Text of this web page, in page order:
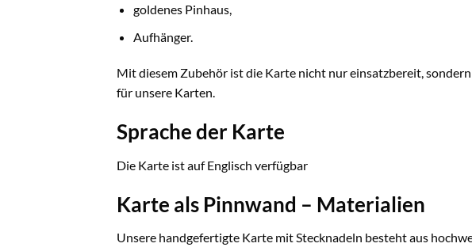
goldenes Pinhaus,
Aufhänger.
Mit diesem Zubehör ist die Karte nicht nur einsatzbereit,
für unsere Karten.
Sprache der Karte
Die Karte ist auf Englisch verfügbar
Karte als Pinnwand – Materialien
Unsere handgefertigte Karte mit Stecknadeln besteht aus